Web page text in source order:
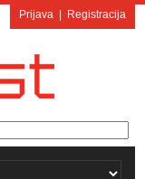
Prijava| Registracija